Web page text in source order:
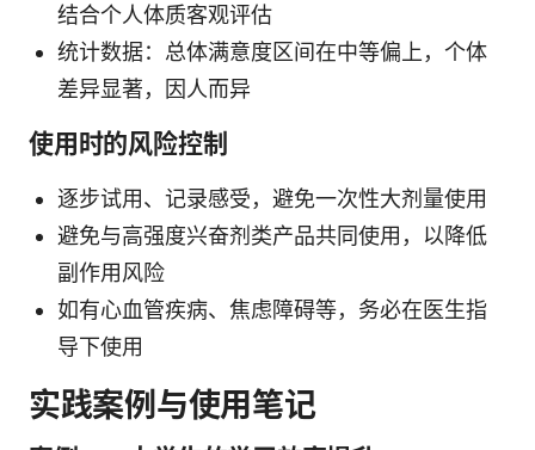
结合个人体质客观评估
统计数据：总体满意度区间在中等偏上，个体
差异显著，因人而异
使用时的风险控制
逐步试用、记录感受，避免一次性大剂量使用
避免与高强度兴奋剂类产品共同使用，以降低
副作用风险
如有心血管疾病、焦虑障碍等，务必在医生指
导下使用
实践案例与使用笔记